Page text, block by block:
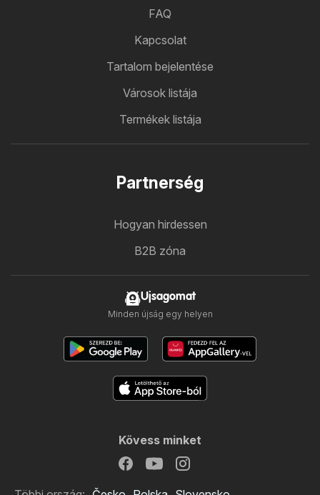
FAQ
Kapcsolat
Tartalom bejelentése
Városok listája
Termékek listája
Partnerség
Hogyan hirdessen
B2B zóna
Ujsagomat
Minden újság egy helyen
Kövess minket